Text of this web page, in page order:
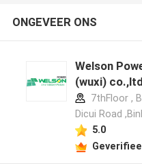
ONGEVEER ONS
Welson
(wuxi)
7thFloor ,
Dicui Road
5.0